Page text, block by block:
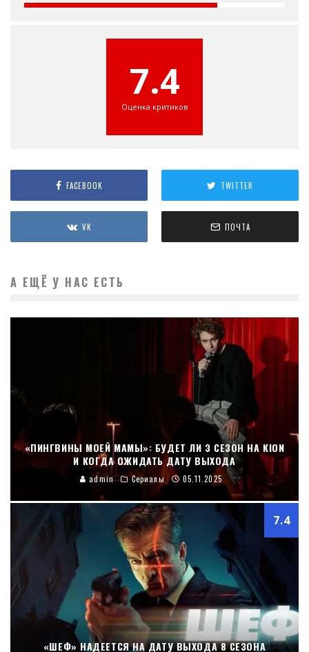
7.4
Оценка критиков
FACEBOOK TWITTER
VK ПОЧТА
А ЕЩЁ У НАС ЕСТЬ
«ПИНГВИНЫ МОЕЙ МАМЫ»: БУДЕТ ЛИ 3 СЕЗОН НА KION
И КОГДА ОЖИДАТЬ ДАТУ ВЫХОДА
admin Сериалы 05.11.2025
7.4
«ШЕФ» НАДЕЕТСЯ НА ДАТУ ВЫХОДА 8 СЕЗОНА